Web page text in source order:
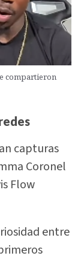
compartieron
capturas
Coronel
Flow
entre